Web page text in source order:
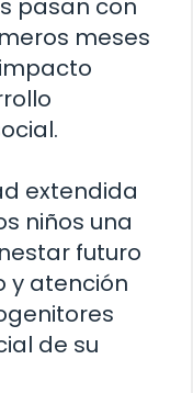
pasan con
meses
extendida
niños una
futuro
y atención
de su